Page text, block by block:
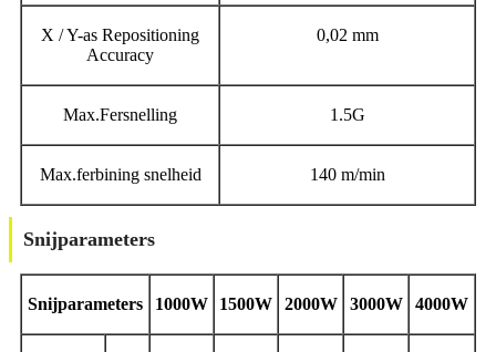
X / Y-as Repositioning
Accuracy
0,02 mm
Max.Fersnelling 1.5G
Max.ferbining snelheid 140 m/min
Snijparameters
Snijparameters 1000W 1500W 2000W 3000W 4000W